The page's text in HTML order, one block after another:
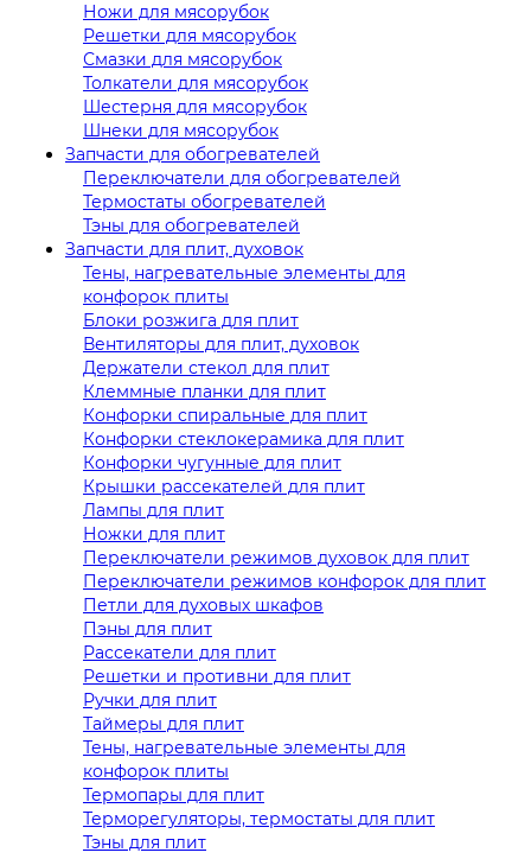
Ножи для мясорубок
Решетки для мясорубок
Смазки для мясорубок
Толкатели для мясорубок
Шестерня для мясорубок
Шнеки для мясорубок
Запчасти для обогревателей
Переключатели для обогревателей
Термостаты обогревателей
Тэны для обогревателей
Запчасти для плит, духовок
Тены, нагревательные элементы для
конфорок плиты
Блоки розжига для плит
Вентиляторы для плит, духовок
Держатели стекол для плит
Клеммные планки для плит
Конфорки спиральные для плит
Конфорки стеклокерамика для плит
Конфорки чугунные для плит
Крышки рассекателей для плит
Лампы для плит
Ножки для плит
Переключатели режимов духовок для плит
Переключатели режимов конфорок для плит
Петли для духовых шкафов
Пэны для плит
Рассекатели для плит
Решетки и противни для плит
Ручки для плит
Таймеры для плит
Тены, нагревательные элементы для
конфорок плиты
Термопары для плит
Терморегуляторы, термостаты для плит
Тэны для плит